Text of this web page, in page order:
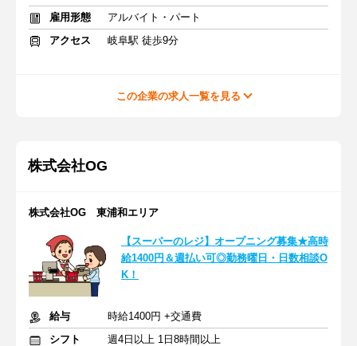
雇用形態
アルバイト・パート
アクセス
岐阜駅 徒歩9分
この企業の求人一覧を見る
株式会社OG
株式会社OG 東浦和エリア
【スーパーのレジ】オープニング募集★高時
給1400円＆週払い可◎勤務曜日・日数相談O
K！
給与
時給1400円 +交通費
シフト
週4日以上 1日8時間以上